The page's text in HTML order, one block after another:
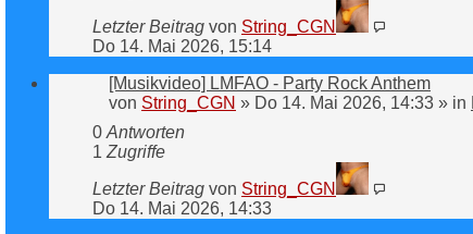
Letzter Beitrag von String_CGN
Do 14. Mai 2026, 15:14
[Musikvideo] LMFAO - Party Rock Anthem
von String_CGN » Do 14. Mai 2026, 14:33 » in
0 Antworten
1 Zugriffe
Letzter Beitrag von String_CGN
Do 14. Mai 2026, 14:33